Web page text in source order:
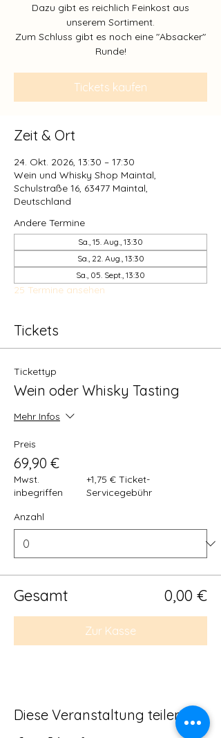
Dazu gibt es reichlich Feinkost aus
unserem Sortiment.
Zum Schluss gibt es noch eine "Absacker"
Runde!
Tickets kaufen
Zeit & Ort
24. Okt. 2026, 13:30 – 17:30
Wein und Whisky Shop Maintal,
Schulstraße 16, 63477 Maintal,
Deutschland
Andere Termine
Sa., 15. Aug., 13:30
Sa., 22. Aug., 13:30
Sa., 05. Sept., 13:30
25 Termine ansehen
Tickets
Tickettyp
Wein oder Whisky Tasting
Mehr Infos
Preis
69,90 €
Mwst.
inbegriffen
+1,75 € Ticket-
Servicegebühr
Anzahl
Gesamt 0,00 €
Zur Kasse
Diese Veranstaltung teilen